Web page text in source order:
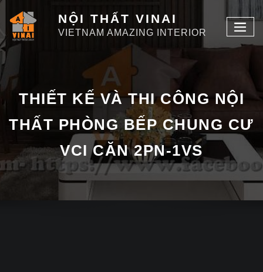
NỘI THẤT VINAI
VIETNAM AMAZING INTERIOR
THIẾT KẾ VÀ THI CÔNG NỘI
THẤT PHÒNG BẾP CHUNG CƯ
VCI CĂN 2PN-1VS